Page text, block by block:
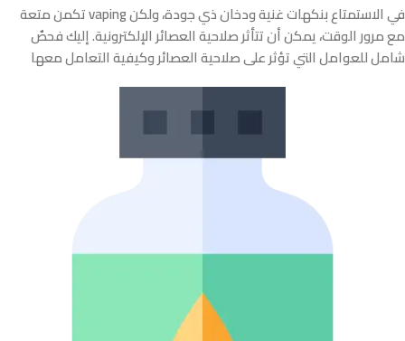
تكمن متعة vaping في الاستمتاع بنكهات غنية ودخان ذي جودة، ولكن
مع مرور الوقت، يمكن أن تتأثر صلاحية العصائر الإلكترونية. إليك فحصٌ
شامل للعوامل التي تؤثر على صلاحية العصائر وكيفية التعامل معها